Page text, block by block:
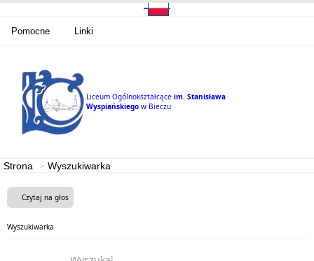
Pomocne Linki
Liceum Ogólnokształcące im. Stanisława
Wyspiańskiego w Bieczu
Strona Wyszukiwarka
Czytaj na głos
Wyszukiwarka